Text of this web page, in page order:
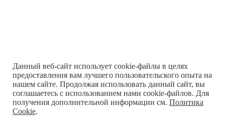
Данный веб-сайт использует cookie-файлы в целях
предоставления вам лучшего пользовательского опыта на
нашем сайте. Продолжая использовать данный сайт, вы
соглашаетесь с использованием нами cookie-файлов. Для
получения дополнительной информации см.Политика
Cookie.